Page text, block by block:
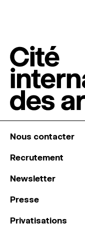
Nous contacter
Recrutement
Newsletter
Presse
Privatisations